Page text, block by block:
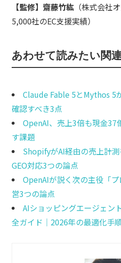
【監修】齋藤竹紘（株式会社
5,000社のEC支援実績）
あわせて読みたい関
Claude Fable 5とMythos 5
確認すべき3点
OpenAI、売上3倍も現金37
す課題
ShopifyがAI経由の売上計
GEO対応3つの論点
OpenAIが説く次の主役「
営3つの論点
AIショッピングエージェン
全ガイド｜2026年の最適化手